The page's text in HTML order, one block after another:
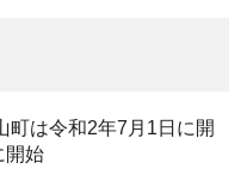
町は令和2年7月1日に開
開始